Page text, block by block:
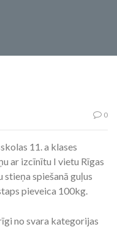
0
11. a klases
ar izcīnītu I vietu Rīgas
spiešanā guļus
pieveica 100kg.
no svara kategorijas